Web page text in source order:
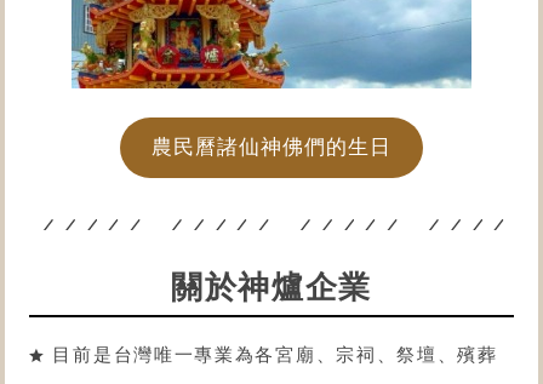
農民曆諸仙神佛們的生日
關於神爐企業
目前是台灣唯一專業為各宮廟、宗祠、祭壇、殯葬